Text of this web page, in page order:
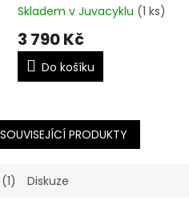
Skladem v Juvacyklu (1 ks)
3 790 Kč
Do košíku
PRODUKTY
Diskuze